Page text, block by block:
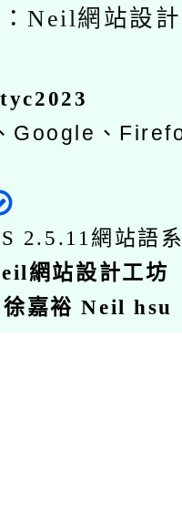
Neil網站設
Google、
2.5.11 網站語
網站設計工坊
徐嘉裕 Neil hsu